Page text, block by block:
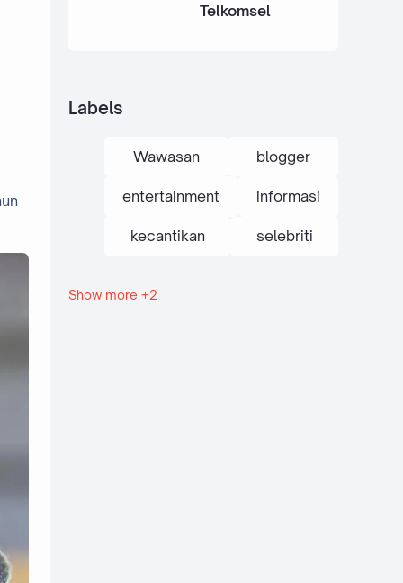
Telkomsel
Labels
Wawasan blogger
entertainment informasi
kecantikan selebriti
tanaman
Show more +2